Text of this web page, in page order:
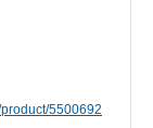
5500692